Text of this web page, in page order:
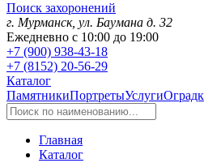
Поиск захоронений
г. Мурманск, ул. Баумана д. 32
Ежедневно с 10:00 до 19:00
+7 (900) 938-43-18
+7 (8152) 20-56-29
Каталог
ПамятникиПортретыУслуги
Главная
Каталог